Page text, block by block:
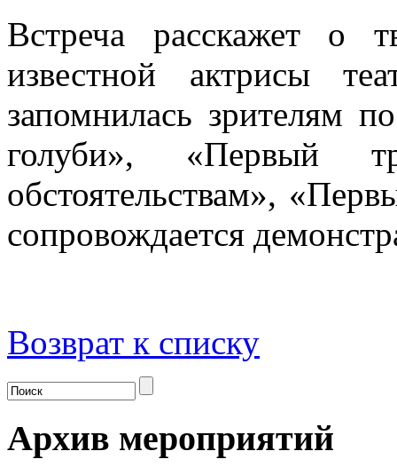
Встреча расскажет о
известной актрисы
запомнилась зрителям
голуби», «Первый
обстоятельствам»,
сопровождается
Возврат к списку
Архив мероприятий